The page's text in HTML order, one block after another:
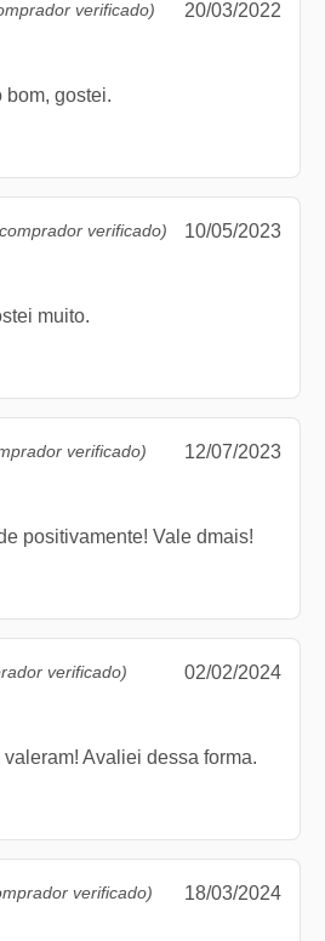
verificado) 20/03/2022
bom, gostei.
verificado) 10/05/2023
muito.
verificado) 12/07/2023
positivamente! Vale dmais!
verificado) 02/02/2024
Avaliei dessa forma.
verificado) 18/03/2024